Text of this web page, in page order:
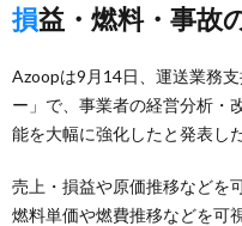
損益・燃料・事
Azoopは9月14日、運送業務
ー」で、事業者の経営分析・
能を大幅に強化したと発表した
売上・損益や原価推移などを
燃料単価や燃費推移などを可